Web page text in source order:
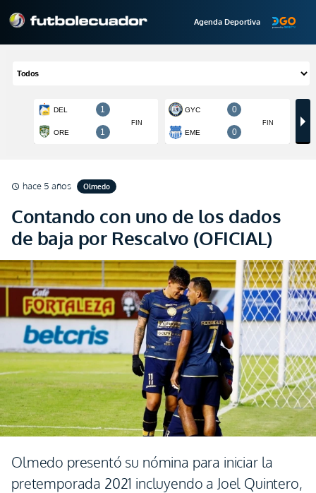
Agenda Deportiva
schedule hace 5 años Olmedo
Contando con uno de los dados
de baja por Rescalvo (OFICIAL)
Olmedo presentó su nómina para iniciar la
pretemporada 2021 incluyendo a Joel Quintero,